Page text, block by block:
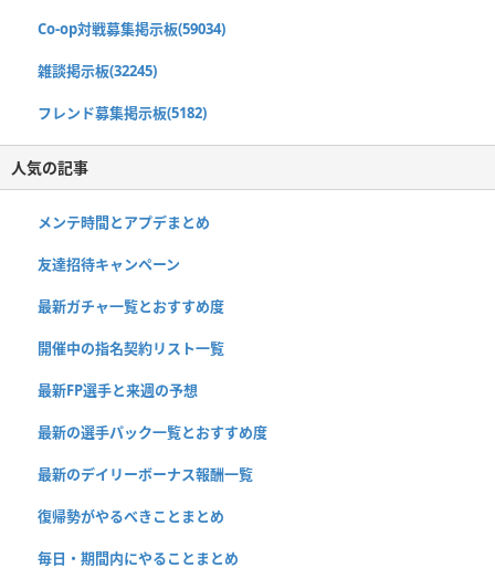
Co-op対戦募集掲示板(59034)
雑談掲示板(32245)
フレンド募集掲示板(5182)
人気の記事
メンテ時間とアプデまとめ
友達招待キャンペーン
最新ガチャ一覧とおすすめ度
開催中の指名契約リスト一覧
最新FP選手と来週の予想
最新の選手パック一覧とおすすめ度
最新のデイリーボーナス報酬一覧
復帰勢がやるべきことまとめ
毎日・期間内にやることまとめ